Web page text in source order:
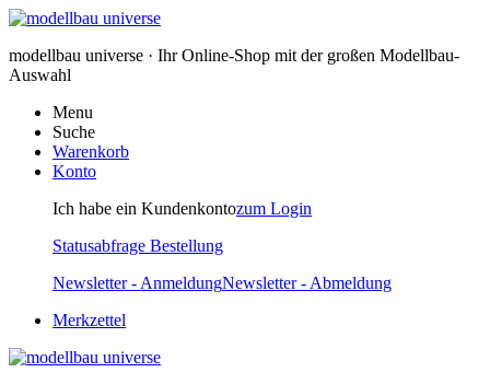
modellbau universe · Ihr Online-Shop mit der großen Modellbau-
Auswahl
Menu
Suche
Warenkorb
Konto
Ich habe ein Kundenkontozum Login
Statusabfrage Bestellung
Newsletter - AnmeldungNewsletter - Abmeldung
Merkzettel